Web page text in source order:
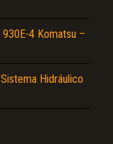
930E-4 Komatsu –
Hidráulico